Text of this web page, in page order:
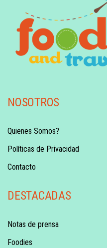
NOSOTROS
Quienes Somos?
Políticas de Privacidad
Contacto
DESTACADAS
Notas de prensa
Foodies